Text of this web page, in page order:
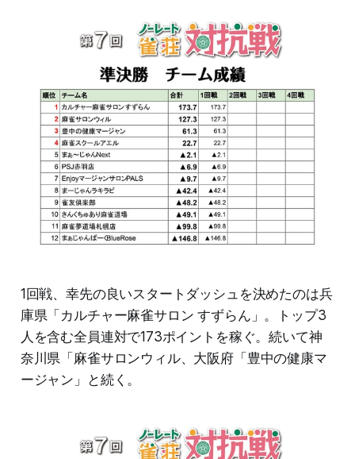
1回戦、幸先の良いスタートダッシュを決めたのは兵
庫県「カルチャー麻雀サロン すずらん」。トップ3
人を含む全員連対で173ポイントを稼ぐ。続いて神
奈川県「麻雀サロンウィル、大阪府「豊中の健康マ
ージャン」と続く。